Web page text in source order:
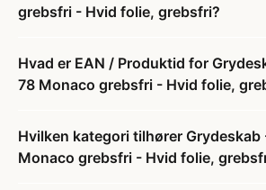
grebsfri - Hvid folie, grebsfri?
Hvad er EAN / Produktid for
78 Monaco grebsfri - Hvid folie,
Hvilken kategori tilhører
Monaco grebsfri - Hvid folie,